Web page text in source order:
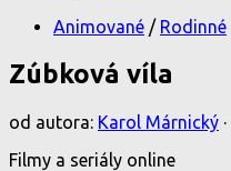
Animované / Rodinné
Zúbková víla
od autora: Karol Márnický ·
Filmy a seriály online